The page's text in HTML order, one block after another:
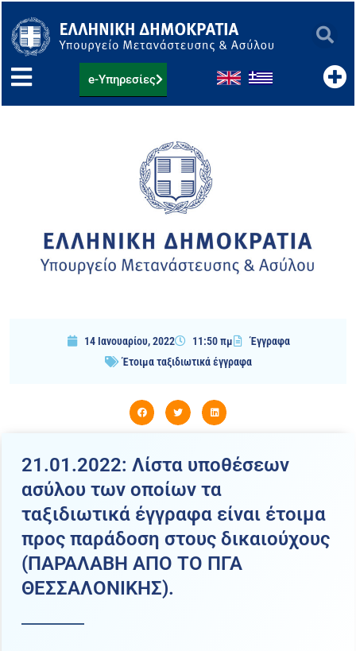
στο
περιεχόμενο
e-Υπηρεσίες
14 Ιανουαρίου, 2022 11:50 πμ
Έγγραφα
Έτοιμα ταξιδιωτικά έγγραφα
21.01.2022: Λίστα υποθέσεων
ασύλου των οποίων τα
ταξιδιωτικά έγγραφα είναι έτοιμα
προς παράδοση στους δικαιούχους
(ΠΑΡΑΛΑΒΗ ΑΠΟ ΤΟ ΠΓΑ
ΘΕΣΣΑΛΟΝΙΚΗΣ).